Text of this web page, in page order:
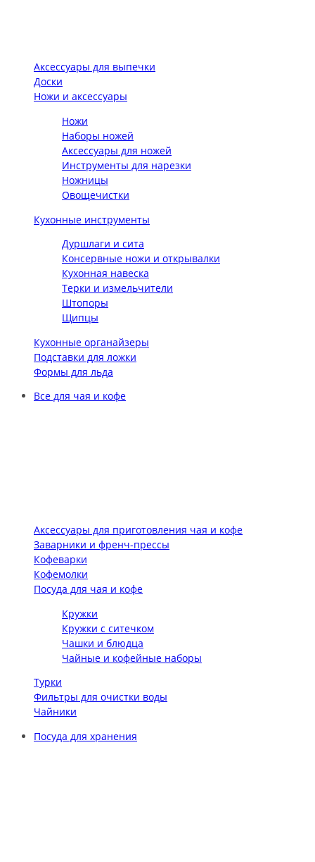
Аксессуары для выпечки
Доски
Ножи и аксессуары
Ножи
Наборы ножей
Аксессуары для ножей
Инструменты для нарезки
Ножницы
Овощечистки
Кухонные инструменты
Дуршлаги и сита
Консервные ножи и открывалки
Кухонная навеска
Терки и измельчители
Штопоры
Щипцы
Кухонные органайзеры
Подставки для ложки
Формы для льда
Все для чая и кофе
Аксессуары для приготовления чая и кофе
Заварники и френч-прессы
Кофеварки
Кофемолки
Посуда для чая и кофе
Кружки
Кружки с ситечком
Чашки и блюдца
Чайные и кофейные наборы
Турки
Фильтры для очистки воды
Чайники
Посуда для хранения